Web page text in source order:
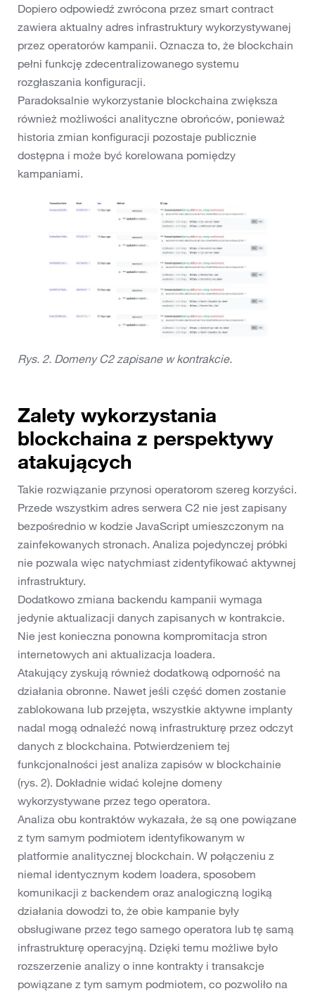
Dopiero odpowiedź zwrócona przez smart contract
zawiera aktualny adres infrastruktury wykorzystywanej
przez operatorów kampanii. Oznacza to, że blockchain
pełni funkcję zdecentralizowanego systemu
rozgłaszania konfiguracji.
Paradoksalnie wykorzystanie blockchaina zwiększa
również możliwości analityczne obrońców, ponieważ
historia zmian konfiguracji pozostaje publicznie
dostępna i może być korelowana pomiędzy
kampaniami.
Rys. 2. Domeny C2 zapisane w kontrakcie.
Zalety wykorzystania
blockchaina z perspektywy
atakujących
Takie rozwiązanie przynosi operatorom szereg korzyści.
Przede wszystkim adres serwera C2 nie jest zapisany
bezpośrednio w kodzie JavaScript umieszczonym na
zainfekowanych stronach. Analiza pojedynczej próbki
nie pozwala więc natychmiast zidentyfikować aktywnej
infrastruktury.
Dodatkowo zmiana backendu kampanii wymaga
jedynie aktualizacji danych zapisanych w kontrakcie.
Nie jest konieczna ponowna kompromitacja stron
internetowych ani aktualizacja loadera.
Atakujący zyskują również dodatkową odporność na
działania obronne. Nawet jeśli część domen zostanie
zablokowana lub przejęta, wszystkie aktywne implanty
nadal mogą odnaleźć nową infrastrukturę przez odczyt
danych z blockchaina. Potwierdzeniem tej
funkcjonalności jest analiza zapisów w blockchainie
(rys. 2). Dokładnie widać kolejne domeny
wykorzystywane przez tego operatora.
Analiza obu kontraktów wykazała, że są one powiązane
z tym samym podmiotem identyfikowanym w
platformie analitycznej blockchain. W połączeniu z
niemal identycznym kodem loadera, sposobem
komunikacji z backendem oraz analogiczną logiką
działania dowodzi to, że obie kampanie były
obsługiwane przez tego samego operatora lub tę samą
infrastrukturę operacyjną. Dzięki temu możliwe było
rozszerzenie analizy o inne kontrakty i transakcje
powiązane z tym samym podmiotem, co pozwoliło na